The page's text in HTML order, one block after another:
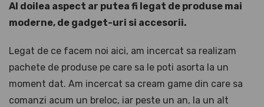
Al doilea aspect ar putea fi legat de produse mai
moderne, de gadget-uri si accesorii.
Legat de ce facem noi aici, am incercat sa realizam
pachete de produse pe care sa le poti asorta la un
moment dat. Am incercat sa cream game din care sa
comanzi acum un breloc, iar peste un an, la un alt